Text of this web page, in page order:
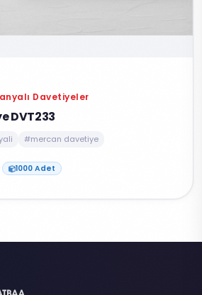
Davetiyeler
DVT233
#mercan davetiye
1000 Adet